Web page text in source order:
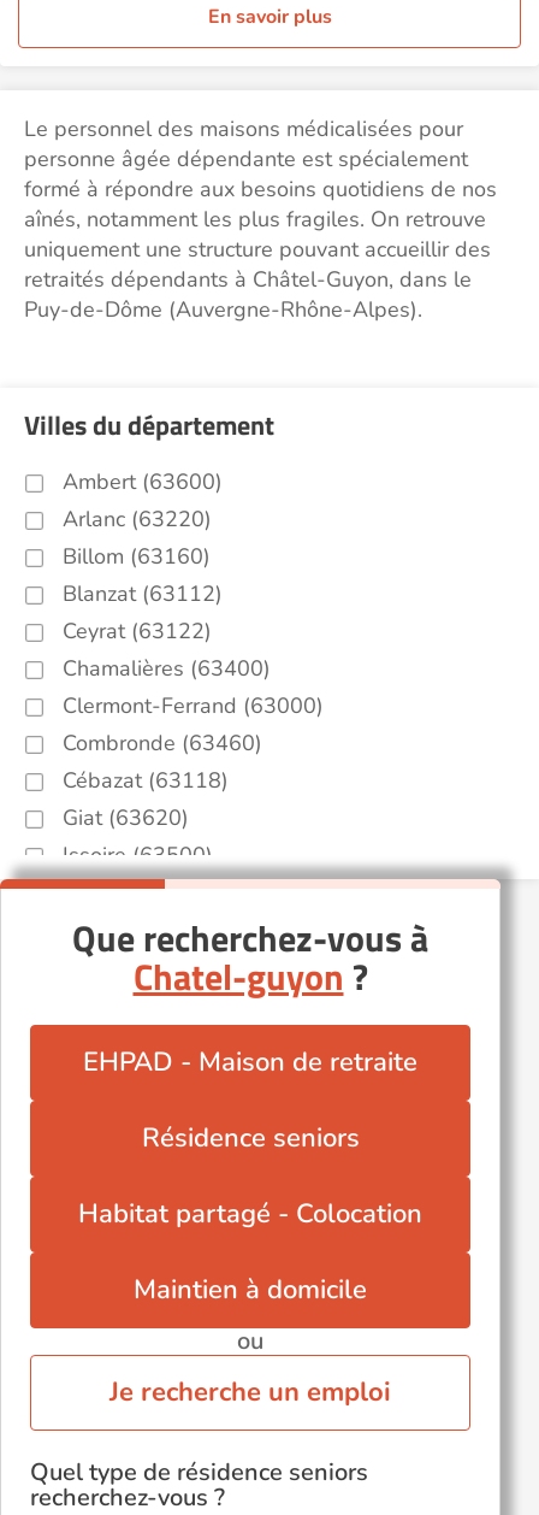
En savoir plus
Le personnel des maisons médicalisées pour
personne âgée dépendante est spécialement
formé à répondre aux besoins quotidiens de nos
aînés, notamment les plus fragiles. On retrouve
uniquement une structure pouvant accueillir des
retraités dépendants à Châtel-Guyon, dans le
Puy-de-Dôme (Auvergne-Rhône-Alpes).
Villes du département
Ambert (63600)
Arlanc (63220)
Billom (63160)
Blanzat (63112)
Ceyrat (63122)
Chamalières (63400)
Clermont-Ferrand (63000)
Combronde (63460)
Cébazat (63118)
Giat (63620)
Issoire (63500)
Le Cendre (63670)
Lezoux (63190)
Loubeyrat (63410)
Olliergues (63880)
Randan (63310)
Saint-Germain-Lembron (63340)
Que recherchez-vous à
Chatel-guyon ?
EHPAD - Maison de retraite
Résidence seniors
Habitat partagé - Colocation
Maintien à domicile
ou
Je recherche un emploi
Quel type de résidence seniors
recherchez-vous ?